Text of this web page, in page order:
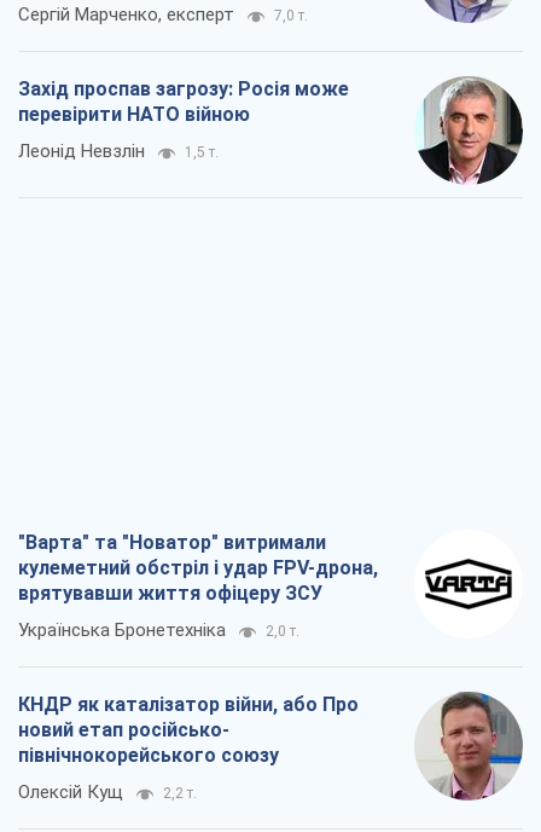
Сергій Марченко, експерт 7,0 т.
Захід проспав загрозу: Росія може
перевірити НАТО війною
Леонід Невзлін 1,5 т.
"Варта" та "Новатор" витримали
кулеметний обстріл і удар FPV-дрона,
врятувавши життя офіцеру ЗСУ
Українська Бронетехніка 2,0 т.
КНДР як каталізатор війни, або Про
новий етап російсько-
північнокорейського союзу
Олексій Кущ 2,2 т.